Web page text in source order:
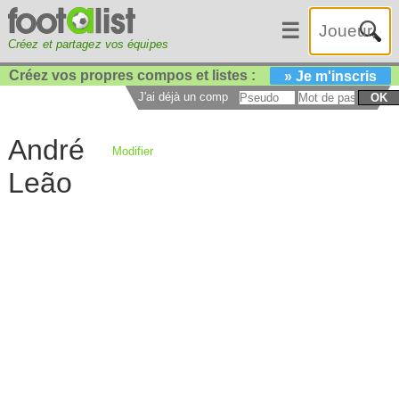
Créez et partagez vos équipes
☰
Créez vos propres compos et listes : » Je m'inscris
J'ai déjà un compte : OK
André
Leão
Modifier